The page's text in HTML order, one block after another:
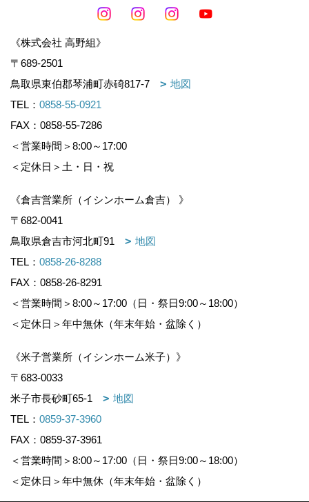
《株式会社 高野組》
〒689-2501
鳥取県東伯郡琴浦町赤碕817-7
地図
TEL： 0858-55-0921
FAX：0858-55-7286
＜営業時間＞8:00～17:00
＜定休日＞土・日・祝
《倉吉営業所（イシンホーム倉吉） 》
〒682-0041
鳥取県倉吉市河北町91
地図
TEL： 0858-26-8288
FAX：0858-26-8291
＜営業時間＞8:00～17:00（日・祭日9:00～18:00）
＜定休日＞年中無休（年末年始・盆除く）
《米子営業所（イシンホーム米子）》
〒683-0033
米子市長砂町65-1
地図
TEL： 0859-37-3960
FAX：0859-37-3961
＜営業時間＞8:00～17:00（日・祭日9:00～18:00）
＜定休日＞年中無休（年末年始・盆除く）